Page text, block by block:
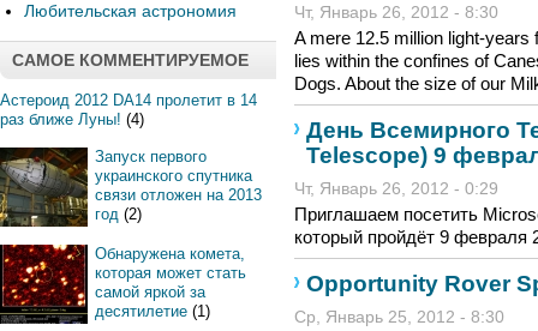
Любительская астрономия
САМОЕ КОММЕНТИРУЕМОЕ
Астероид 2012 DA14 пролетит в 14
раз ближе Луны! (4)
Запуск первого
украинского спутника
связи отложен на 2013
год (2)
Обнаружена комета,
которая может стать
самой яркой за
десятилетие (1)
Чт, Январь 26, 2012 - 8:30
A mere 12.5 million light-
lies within the confines of
Dogs. About the size of our
День Всемирного
Telescope) 9
Чт, Январь 26, 2012 - 0:29
Приглашаем посетить
который пройдёт 9 февраля
Opportunity Rover
Ср, Январь 25, 2012 - 8:30